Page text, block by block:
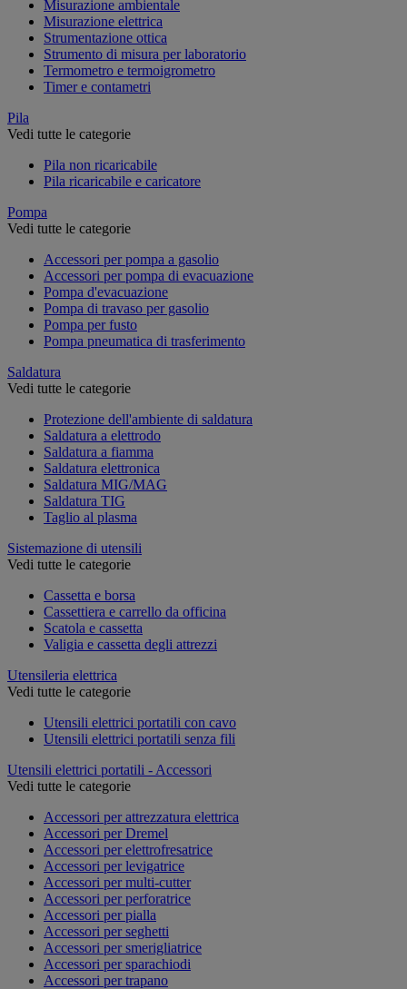
Misurazione ambientale
Misurazione elettrica
Strumentazione ottica
Strumento di misura per laboratorio
Termometro e termoigrometro
Timer e contametri
Pila
Vedi tutte le categorie
Pila non ricaricabile
Pila ricaricabile e caricatore
Pompa
Vedi tutte le categorie
Accessori per pompa a gasolio
Accessori per pompa di evacuazione
Pompa d'evacuazione
Pompa di travaso per gasolio
Pompa per fusto
Pompa pneumatica di trasferimento
Saldatura
Vedi tutte le categorie
Protezione dell'ambiente di saldatura
Saldatura a elettrodo
Saldatura a fiamma
Saldatura elettronica
Saldatura MIG/MAG
Saldatura TIG
Taglio al plasma
Sistemazione di utensili
Vedi tutte le categorie
Cassetta e borsa
Cassettiera e carrello da officina
Scatola e cassetta
Valigia e cassetta degli attrezzi
Utensileria elettrica
Vedi tutte le categorie
Utensili elettrici portatili con cavo
Utensili elettrici portatili senza fili
Utensili elettrici portatili - Accessori
Vedi tutte le categorie
Accessori per attrezzatura elettrica
Accessori per Dremel
Accessori per elettrofresatrice
Accessori per levigatrice
Accessori per multi-cutter
Accessori per perforatrice
Accessori per pialla
Accessori per seghetti
Accessori per smerigliatrice
Accessori per sparachiodi
Accessori per trapano